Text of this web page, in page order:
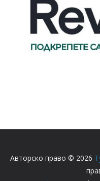
Авторско право © 2026